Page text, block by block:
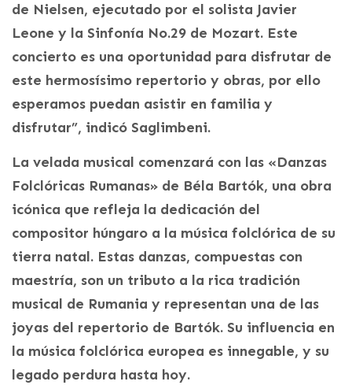
de Nielsen, ejecutado por el solista Javier
Leone y la Sinfonía No.29 de Mozart. Este
concierto es una oportunidad para disfrutar de
este hermosísimo repertorio y obras, por ello
esperamos puedan asistir en familia y
disfrutar”, indicó Saglimbeni.
La velada musical comenzará con las «Danzas
Folclóricas Rumanas» de Béla Bartók, una obra
icónica que refleja la dedicación del
compositor húngaro a la música folclórica de su
tierra natal. Estas danzas, compuestas con
maestría, son un tributo a la rica tradición
musical de Rumania y representan una de las
joyas del repertorio de Bartók. Su influencia en
la música folclórica europea es innegable, y su
legado perdura hasta hoy.